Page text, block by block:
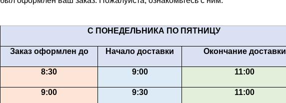
С ПОНЕДЕЛЬНИКА ПО ПЯТНИЦУ
Заказ оформлен до Начало доставки Окончание доставки
8:30 9:00 11:00
9:00 9:30 11:00